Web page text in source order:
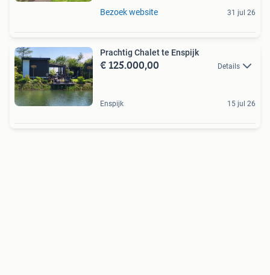
Bezoek website 31 jul 26
Prachtig Chalet te Enspijk
€ 125.000,00 Details
Enspijk 15 jul 26